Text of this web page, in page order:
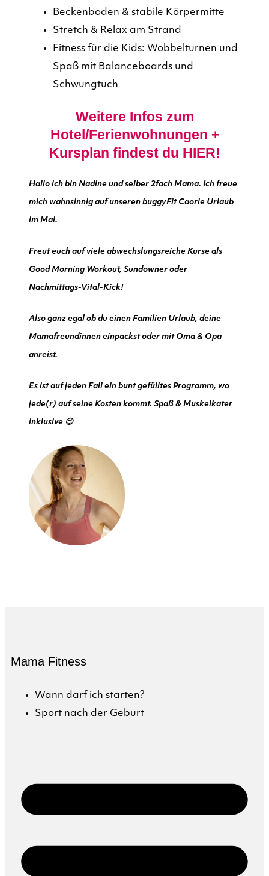
Beckenboden & stabile Körpermitte
Stretch & Relax am Strand
Fitness für die Kids: Wobbelturnen und
Spaß mit Balanceboards und
Schwungtuch
Weitere Infos zum
Hotel/Ferienwohnungen +
Kursplan findest du HIER!
Hallo ich bin Nadine und selber 2fach Mama. Ich freue
mich wahnsinnig auf unseren buggyFit Caorle Urlaub
im Mai.
Freut euch auf viele abwechslungsreiche Kurse als
Good Morning Workout, Sundowner oder
Nachmittags-Vital-Kick!
Also ganz egal ob du einen Familien Urlaub, deine
Mamafreundinnen einpackst oder mit Oma & Opa
anreist.
Es ist auf jeden Fall ein bunt gefülltes Programm, wo
jede(r) auf seine Kosten kommt. Spaß & Muskelkater
inklusive 😉
Mama Fitness
Wann darf ich starten?
Sport nach der Geburt